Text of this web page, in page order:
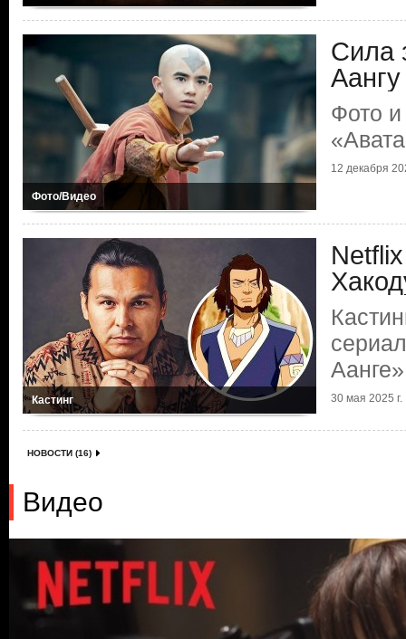
Фото/Видео
Сила
Аангу
Фото и
12 декабря
Кастинг
Аанге»
30 мая 2025 г.
НОВОСТИ (16)
Видео